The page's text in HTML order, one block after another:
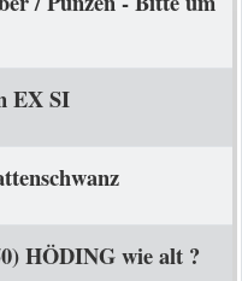
EX SI
HÖDING wie alt ?